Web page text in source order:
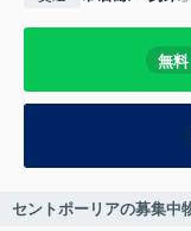
無料
セントポーリアの募集中